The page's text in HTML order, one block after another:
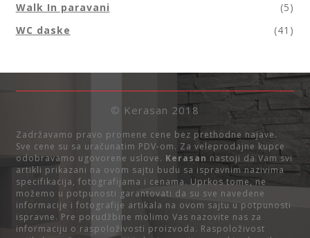
Walk In paravani
(5)
WC daske
(41)
© Kerasan 2018
Zadržavamo pravo promene cene bez prethodne najave.
Sve cene su sa uračunatim PDV-om. Za veleprodajne kupce
odobravamo ugovorene uslove. Kerasan nastoji da Vam svi
artikli prikazani na ovom sajtu budu sa ispravnim nazivima
specifikacija, fotografijama i cenama. Uprkos tome, ne
možemo u potpunosti garantovati da su sve navedene
informacije i fotografije artikala na ovom sajtu u potpunosti
ispravne. Pre porudžbine molimo Vas nazovite nas za
informaciju o raspoloživosti proizvoda. Raspoloživost